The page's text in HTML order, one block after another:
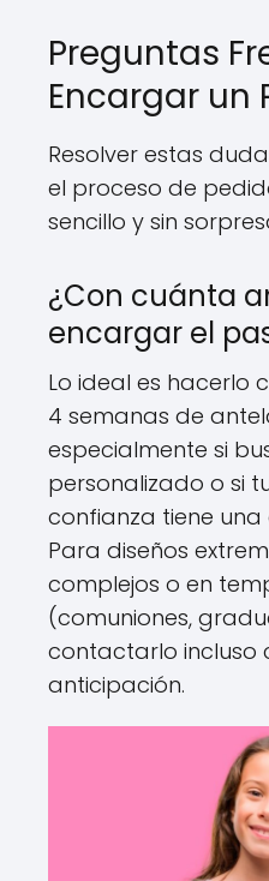
Preguntas
Encargar un
Resolver estas
el proceso de
sencillo y sin
¿Con cuánta
encargar el
Lo ideal es hacerlo
4 semanas de
especialmente si
personalizado o si
confianza tiene
Para diseños
complejos o en
(comuniones,
contactarlo incluso
anticipación.